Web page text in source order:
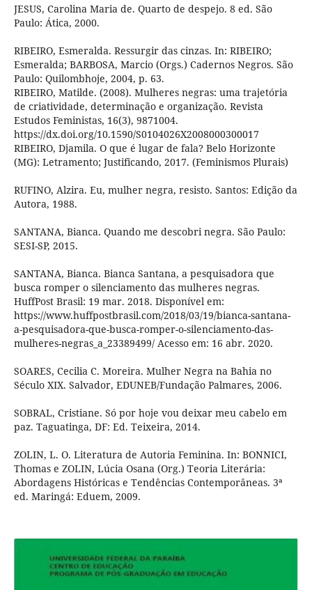
JESUS, Carolina Maria de. Quarto de despejo. 8 ed. São
Paulo: Ática, 2000.
RIBEIRO, Esmeralda. Ressurgir das cinzas. In: RIBEIRO;
Esmeralda; BARBOSA, Marcio (Orgs.) Cadernos Negros. São
Paulo: Quilombhoje, 2004, p. 63.
RIBEIRO, Matilde. (2008). Mulheres negras: uma trajetória
de criatividade, determinação e organização. Revista
Estudos Feministas, 16(3), 9871004.
https://dx.doi.org/10.1590/S0104026X2008000300017
RIBEIRO, Djamila. O que é lugar de fala? Belo Horizonte
(MG): Letramento; Justificando, 2017. (Feminismos Plurais)
RUFINO, Alzira. Eu, mulher negra, resisto. Santos: Edição da
Autora, 1988.
SANTANA, Bianca. Quando me descobri negra. São Paulo:
SESI-SP, 2015.
SANTANA, Bianca. Bianca Santana, a pesquisadora que
busca romper o silenciamento das mulheres negras.
HuffPost Brasil: 19 mar. 2018. Disponível em:
https://www.huffpostbrasil.com/2018/03/19/bianca-santana-
a-pesquisadora-que-busca-romper-o-silenciamento-das-
mulheres-negras_a_23389499/ Acesso em: 16 abr. 2020.
SOARES, Cecilia C. Moreira. Mulher Negra na Bahia no
Século XIX. Salvador, EDUNEB/Fundação Palmares, 2006.
SOBRAL, Cristiane. Só por hoje vou deixar meu cabelo em
paz. Taguatinga, DF: Ed. Teixeira, 2014.
ZOLIN, L. O. Literatura de Autoria Feminina. In: BONNICI,
Thomas e ZOLIN, Lúcia Osana (Org.) Teoria Literária:
Abordagens Históricas e Tendências Contemporâneas. 3ª
ed. Maringá: Eduem, 2009.